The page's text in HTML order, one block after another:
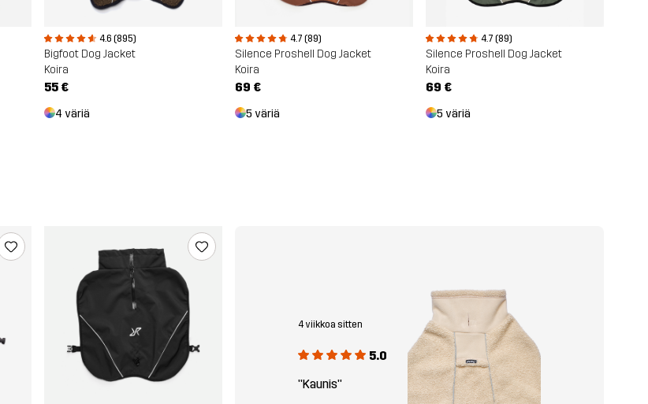
4.6 (895)
Bigfoot Dog Jacket
Koira
55 €
4 väriä
4.7 (89)
Silence Proshell Dog Jacket
Koira
69 €
5 väriä
4.7 (89)
Silence Proshell Dog Jacket
Koira
69 €
5 väriä
4 viikkoa sitten
5.0
"Kaunis"